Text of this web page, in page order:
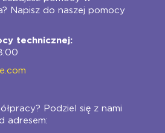
Napisz do naszej pomocy
technicznej:
Podziel się z nami
adresem: